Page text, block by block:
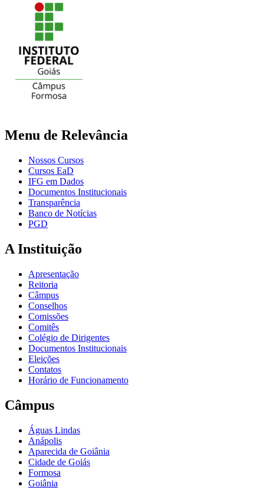
Menu de Relevância
Nossos Cursos
Cursos EaD
IFG em Dados
Documentos Institucionais
Transparência
Banco de Notícias
PGD
A Instituição
Apresentação
Reitoria
Câmpus
Conselhos
Comissões
Comitês
Colégio de Dirigentes
Documentos Institucionais
Eleições
Contatos
Horário de Funcionamento
Câmpus
Águas Lindas
Anápolis
Aparecida de Goiânia
Cidade de Goiás
Formosa
Goiânia